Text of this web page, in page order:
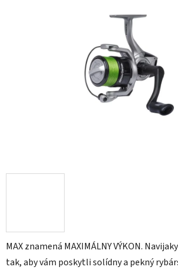
MAX znamená MAXIMÁLNY VÝKON.
tak, aby vám poskytli solídny a pekný